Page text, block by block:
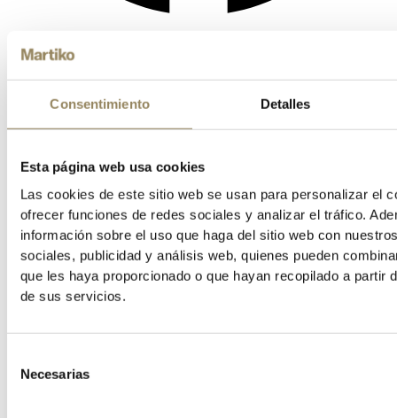
Consentimiento Detalles
Esta página web usa cookies
Las cookies de este sitio web se usan para personalizar el
ofrecer funciones de redes sociales y analizar el tráfico.
información sobre el uso que haga del sitio web con
sociales, publicidad y análisis web, quienes pueden
que les haya proporcionado o que hayan recopilado a partir
de sus servicios.
Necesarias